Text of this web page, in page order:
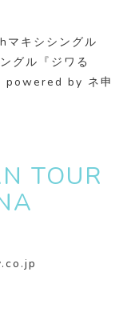
キシシングル
グル『ジワる
powered by ネ申
TOUR